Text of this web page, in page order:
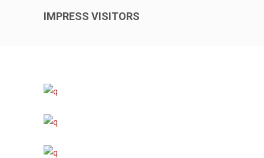
IMPRESS VISITORS